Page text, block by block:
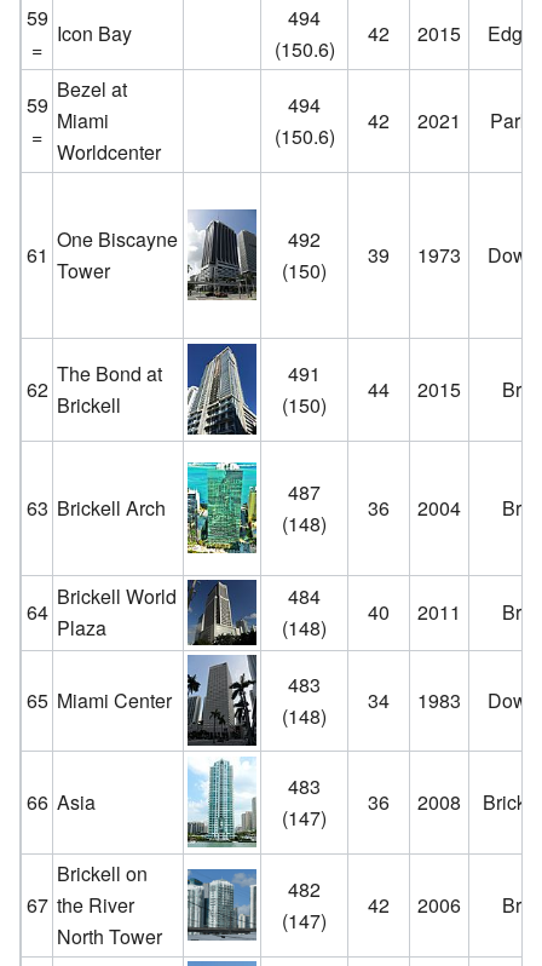
59
=
Icon Bay
494
(150.6)
42 2015
59
=
Bezel at
Miami
Worldcenter
494
(150.6)
42 2021 Park
61
One Biscayne
Tower
492
(150)
39 1973
62
The Bond at
Brickell
491
(150)
44 2015
63 Brickell Arch
487
(148)
36 2004
64
Brickell World
Plaza
484
(148)
40 2011
65 Miami Center
483
(148)
34 1983
66 Asia
483
(147)
36 2008
67
Brickell on
the River
North Tower
482
(147)
42 2006